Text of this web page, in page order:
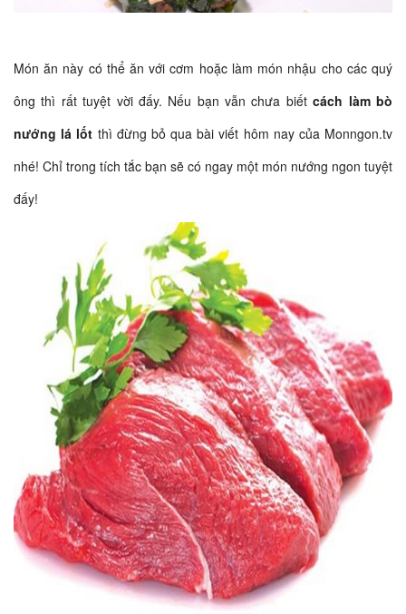
Món ăn này có thể ăn với cơm hoặc làm món nhậu cho các quý
ông thì rất tuyệt vời đấy. Nếu bạn vẫn chưa biếtcách làm bò
nướng lá lốt thì đừng bỏ qua bài viết hôm nay của Monngon.tv
nhé! Chỉ trong tích tắc bạn sẽ có ngay một món nướng ngon tuyệt
đấy!